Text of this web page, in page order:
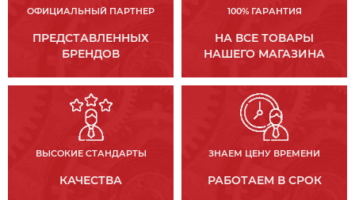
ОФИЦИАЛЬНЫЙ ПАРТНЕР
ПРЕДСТАВЛЕННЫХ
БРЕНДОВ
100% ГАРАНТИЯ
НА ВСЕ ТОВАРЫ
НАШЕГО МАГАЗИНА
ВЫСОКИЕ СТАНДАРТЫ
КАЧЕСТВА
ЗНАЕМ ЦЕНУ ВРЕМЕНИ
РАБОТАЕМ В СРОК